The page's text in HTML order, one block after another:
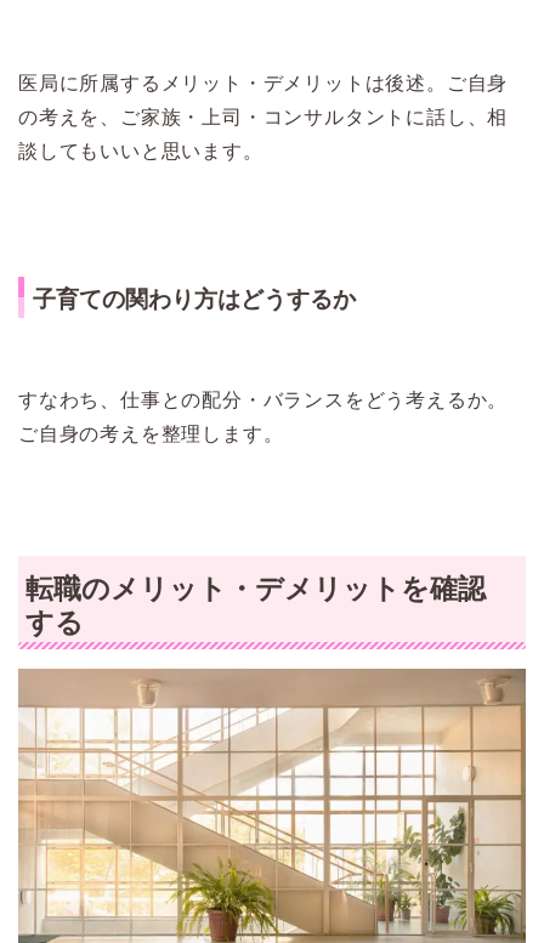
医局に所属するメリット・デメリットは後述。ご自身
の考えを、ご家族・上司・コンサルタントに話し、相
談してもいいと思います。
子育ての関わり方はどうするか
すなわち、仕事との配分・バランスをどう考えるか。
ご自身の考えを整理します。
転職のメリット・デメリットを確認
する